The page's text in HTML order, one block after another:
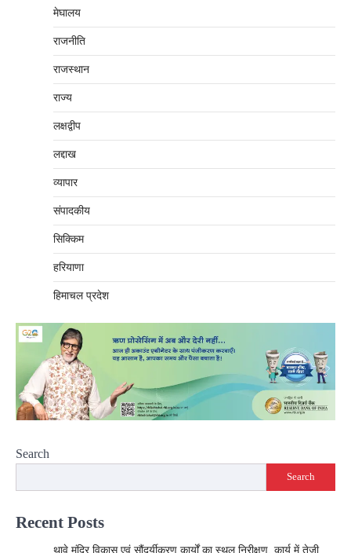
मेघालय
राजनीति
राजस्थान
राज्य
लक्षद्वीप
लद्दाख
व्यापार
संपादकीय
सिक्किम
हरियाणा
हिमाचल प्रदेश
Search
Search
Recent Posts
थावे मंदिर विकास एवं सौंदर्यीकरण कार्यों का स्थल निरीक्षण, कार्य में तेजी